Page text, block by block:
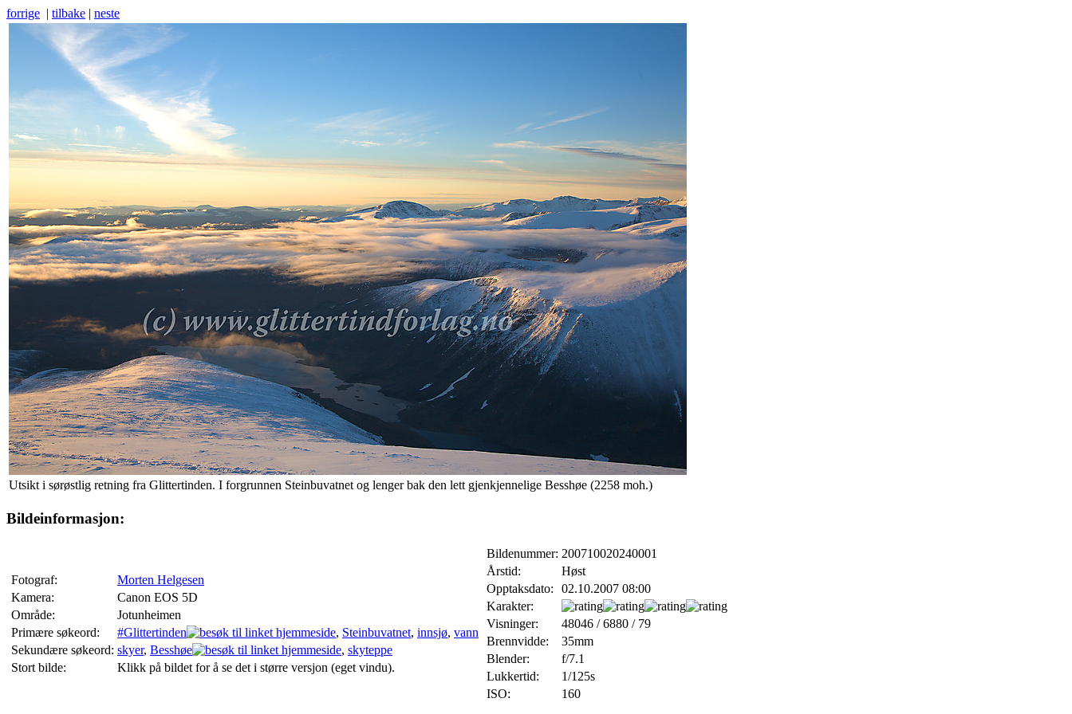
forrige | tilbake | neste
Utsikt i sørøstlig retning fra Glittertinden. I forgrunnen Steinbuvatnet og lenger bak den lett gjenkjennelige Besshøe (2258 moh.)
Bildeinformasjon:
Fotograf:
Morten Helgesen
Kamera:
Canon EOS 5D
Område:
Jotunheimen
Primære søkeord:
#Glittertinden , Steinbuvatnet, innsjø, vann
Sekundære søkeord: skyer, Besshøe , skyteppe
Stort bilde:
Klikk på bildet for å se det i større versjon (eget vindu).
Bildenummer: 200710020240001
Årstid:
Høst
Opptaksdato:
02.10.2007 08:00
Karakter:
Visninger:
48046 / 6880 / 79
Brennvidde:
35mm
Blender:
f/7.1
Lukkertid:
1/125s
ISO:
160